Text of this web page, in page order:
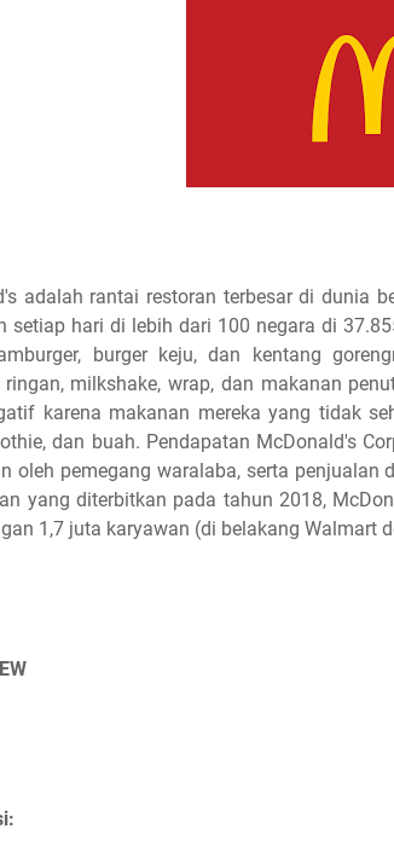
adalah rantai restoran terbesar di dunia
setiap hari di lebih dari 100 negara di
burger keju, dan kentang
milkshake, wrap, dan makanan
karena makanan mereka yang tidak
dan buah. Pendapatan McDonald's
oleh pemegang waralaba, serta
yang diterbitkan pada tahun 2018,
1,7 juta karyawan (di belakang Walmart